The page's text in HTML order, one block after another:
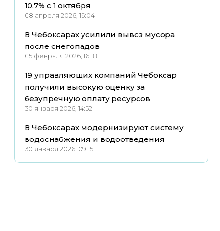
10,7% с 1 октября
08 апреля 2026, 16:04
В Чебоксарах усилили вывоз мусора
после снегопадов
05 февраля 2026, 16:18
19 управляющих компаний Чебоксар
получили высокую оценку за
безупречную оплату ресурсов
30 января 2026, 14:52
В Чебоксарах модернизируют систему
водоснабжения и водоотведения
30 января 2026, 09:15